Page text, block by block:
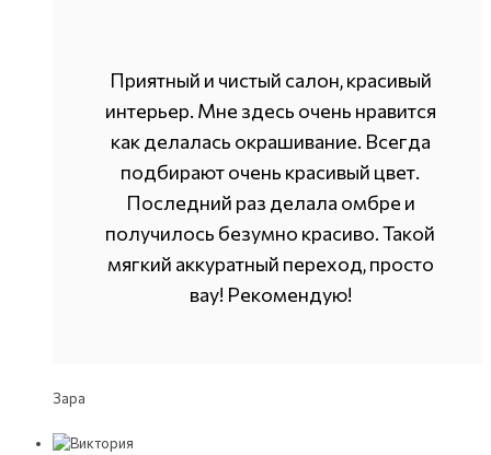
Приятный и чистый салон, красивый
интерьер. Мне здесь очень нравится
как делалась окрашивание. Всегда
подбирают очень красивый цвет.
Последний раз делала омбре и
получилось безумно красиво. Такой
мягкий аккуратный переход, просто
вау! Рекомендую!
Зара